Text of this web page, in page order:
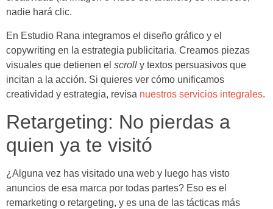
nadie hará clic.
En Estudio Rana integramos el diseño gráfico y el
copywriting en la estrategia publicitaria. Creamos piezas
visuales que detienen el scroll y textos persuasivos que
incitan a la acción. Si quieres ver cómo unificamos
creatividad y estrategia, revisa nuestros servicios integrales.
Retargeting: No pierdas a
quien ya te visitó
¿Alguna vez has visitado una web y luego has visto
anuncios de esa marca por todas partes? Eso es el
remarketing o retargeting, y es una de las tácticas más